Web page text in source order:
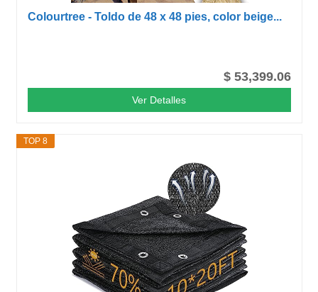
Colourtree - Toldo de 48 x 48 pies, color beige...
$ 53,399.06
Ver Detalles
TOP 8